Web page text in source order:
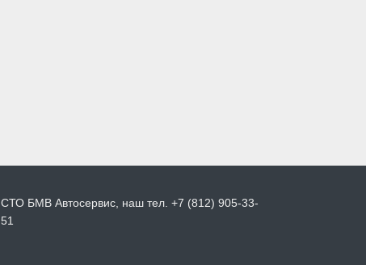
СТО БМВ Автосервис, наш тел. +7 (812) 905-33-
51